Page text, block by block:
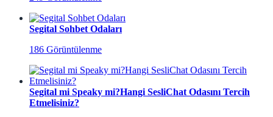
Segital Sohbet Odaları
186 Görüntülenme
Segital mi Speaky mi?Hangi SesliChat Odasını Tercih
Etmelisiniz?